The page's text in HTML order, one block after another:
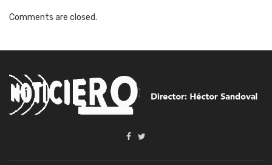
Comments are closed.